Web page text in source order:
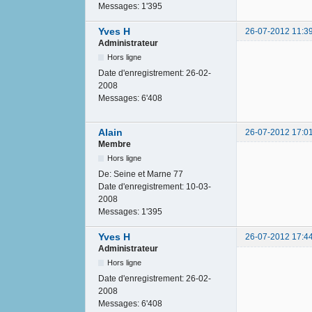
Messages: 1'395
Yves H
26-07-2012
Administrateur
Hors ligne
Date d'enregistrement: 26-02-
2008
Messages: 6'408
Alain
26-07-2012
Membre
Hors ligne
De: Seine et Marne 77
Date d'enregistrement: 10-03-
2008
Messages: 1'395
Yves H
26-07-2012
Administrateur
Hors ligne
Date d'enregistrement: 26-02-
2008
Messages: 6'408